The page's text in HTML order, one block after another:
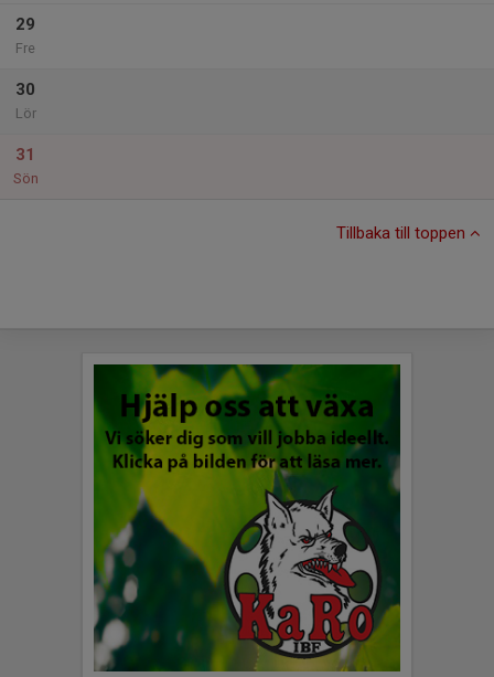
29
Fre
30
Lör
31
Sön
Tillbaka till toppen